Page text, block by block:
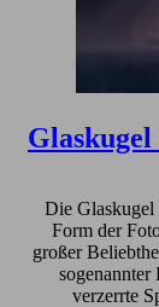
Die Glaskugel
Form der
großer
sogenannter
verzerrte